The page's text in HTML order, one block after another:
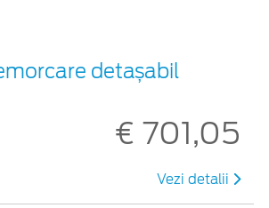
detașabil
€ 701,05
Vezi detalii